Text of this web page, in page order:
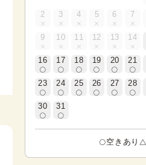
2 3 4 5 6 7
9 10 11 12 13 14
16 17 18 19 20 21
23 24 25 26 27 28
30 31
空きあり